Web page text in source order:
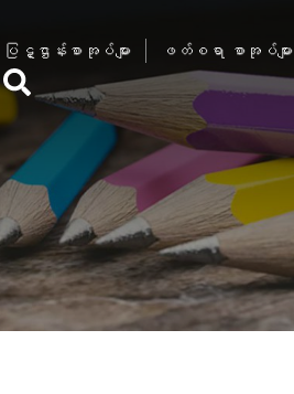
ပြဋ္ဌာန်းစာအုပ်များ ဖတ်စရာ စာအုပ်များ